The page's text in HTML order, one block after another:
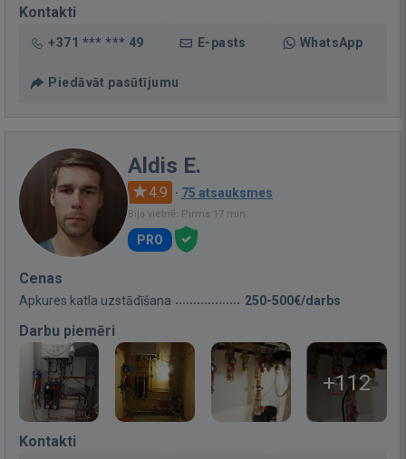
Kontakti
+371 *** *** 49 E-pasts WhatsApp
Piedāvāt pasūtījumu
Aldis E.
4.9 · 75 atsauksmes
Bija vietnē: Pirms 17 min.
PRO
Cenas
Apkures katla uzstādīšana 250-500€/darbs
Darbu piemēri
+112
Kontakti